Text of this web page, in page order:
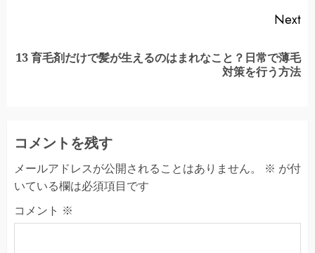
Next
Next
13 育毛剤だけで髪が生えるのはまれなこと？日常で薄毛
対策を行う方法
コメントを残す
メールアドレスが公開されることはありません。 ※ が付
いている欄は必須項目です
コメント ※